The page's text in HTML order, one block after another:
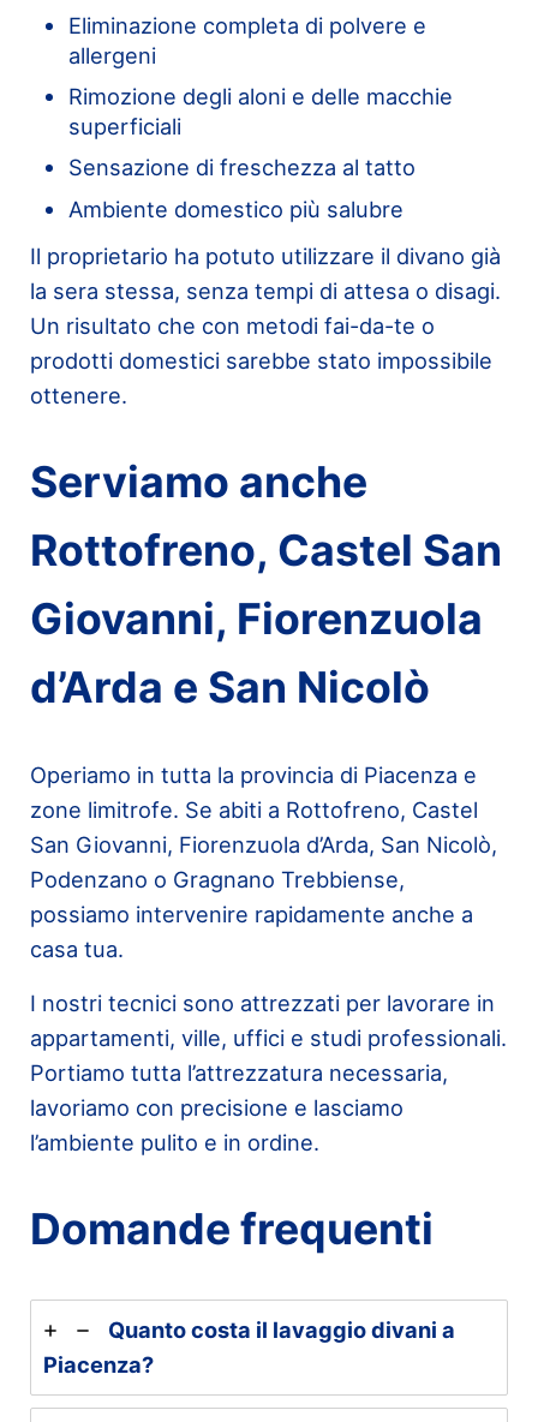
Eliminazione completa di polvere e
allergeni
Rimozione degli aloni e delle macchie
superficiali
Sensazione di freschezza al tatto
Ambiente domestico più salubre
Il proprietario ha potuto utilizzare il divano già
la sera stessa, senza tempi di attesa o disagi.
Un risultato che con metodi fai-da-te o
prodotti domestici sarebbe stato impossibile
ottenere.
Serviamo anche
Rottofreno, Castel San
Giovanni, Fiorenzuola
d’Arda e San Nicolò
Operiamo in tutta la provincia di Piacenza e
zone limitrofe. Se abiti a Rottofreno, Castel
San Giovanni, Fiorenzuola d’Arda, San Nicolò,
Podenzano o Gragnano Trebbiense,
possiamo intervenire rapidamente anche a
casa tua.
I nostri tecnici sono attrezzati per lavorare in
appartamenti, ville, uffici e studi professionali.
Portiamo tutta l’attrezzatura necessaria,
lavoriamo con precisione e lasciamo
l’ambiente pulito e in ordine.
Domande frequenti
Quanto costa il lavaggio divani a
Piacenza?